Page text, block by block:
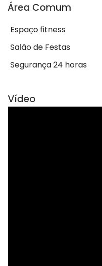
Área Comum
Espaço fitness
Salão de Festas
Segurança 24 horas
Vídeo